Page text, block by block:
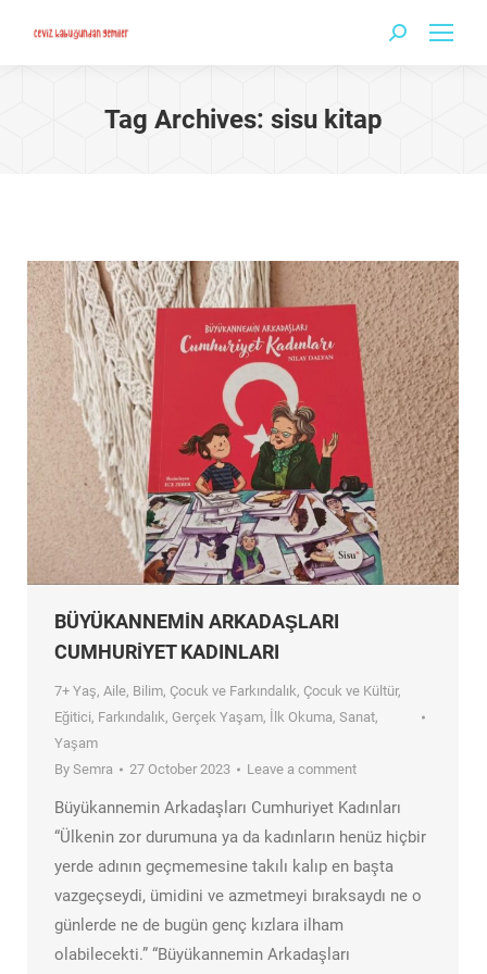
Search:
Tag Archives: sisu kitap
BÜYÜKANNEMİN ARKADAŞLARI
CUMHURİYET KADINLARI
7+ Yaş, Aile, Bilim, Çocuk ve Farkındalık, Çocuk ve Kültür,
Eğitici, Farkındalık, Gerçek Yaşam, İlk Okuma, Sanat,
Yaşam
By Semra 27 October 2023 Leave a comment
Büyükannemin Arkadaşları Cumhuriyet Kadınları
“Ülkenin zor durumuna ya da kadınların henüz hiçbir
yerde adının geçmemesine takılı kalıp en başta
vazgeçseydi, ümidini ve azmetmeyi bıraksaydı ne o
günlerde ne de bugün genç kızlara ilham
olabilecekti.” “Büyükannemin Arkadaşları